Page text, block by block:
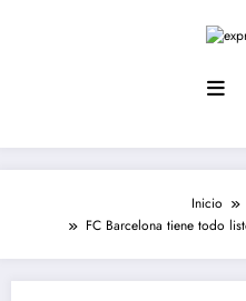
Inicio
FC Barcelona tiene todo